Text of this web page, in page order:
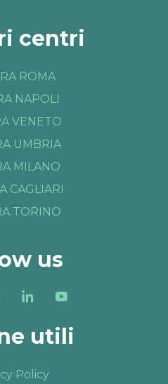
centri
ROMA
NAPOLI
VENETO
UMBRIA
MILANO
CAGLIARI
TORINO
us
utili
Policy